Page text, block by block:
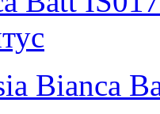
Bianca